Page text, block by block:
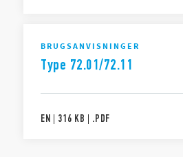
BRUGSANVISNINGER
Type 72.01/72.11
EN | 316 KB | .PDF